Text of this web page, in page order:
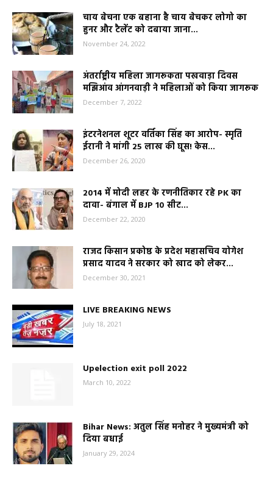
चाय बेचना एक बहाना है चाय बेचकर लोगो का
हुनर और टैलेंट को दबाया जाना...
November 24, 2022
अंतर्राष्ट्रीय महिला जागरूकता पखवाड़ा दिवस
मझिआंव आंगनवाड़ी ने महिलाओं को किया जागरूक
December 7, 2022
इंटरनेशनल शूटर वर्तिका सिंह का आरोप- स्मृति
ईरानी ने मांगी 25 लाख की घूस! केस...
December 26, 2020
2014 में मोदी लहर के रणनीतिकार रहे PK का
दावा- बंगाल में BJP 10 सीट...
December 22, 2020
राजद किसान प्रकोष्ठ के प्रदेश महासचिव योगेश
प्रसाद यादव ने सरकार को खाद को लेकर...
December 30, 2021
LIVE BREAKING NEWS
July 18, 2021
Upelection exit poll 2022
March 10, 2022
Bihar News: अतुल सिंह मनोहर ने मुख्यमंत्री को
दिया बधाई
January 29, 2024